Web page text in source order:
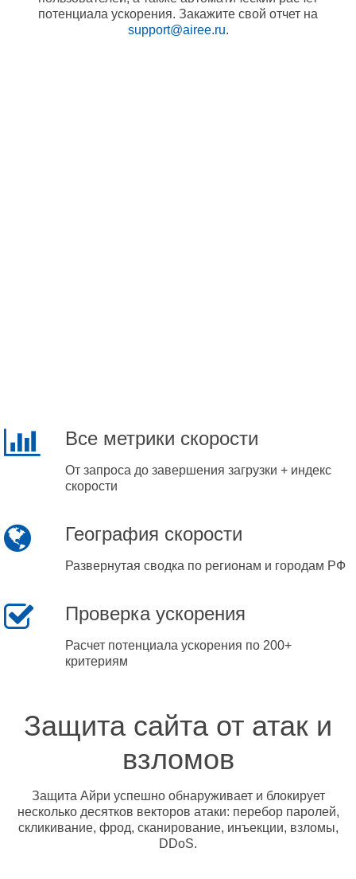
потенциала ускорения. Закажите свой отчет на
support@airee.ru.
Все метрики скорости
От запроса до завершения загрузки + индекс
скорости
География скорости
Развернутая сводка по регионам и городам РФ
Проверка ускорения
Расчет потенциала ускорения по 200+
критериям
Защита сайта от атак и
взломов
Защита Айри успешно обнаруживает и блокирует
несколько десятков векторов атаки: перебор паролей,
скликивание, фрод, сканирование, инъекции, взломы,
DDoS.